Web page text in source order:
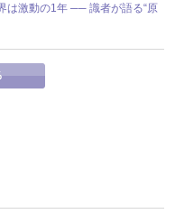
は激動の1年 ── 識者が語る“原